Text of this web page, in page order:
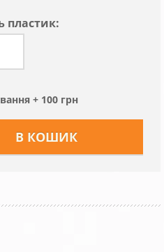
пластик:
+ 100 грн